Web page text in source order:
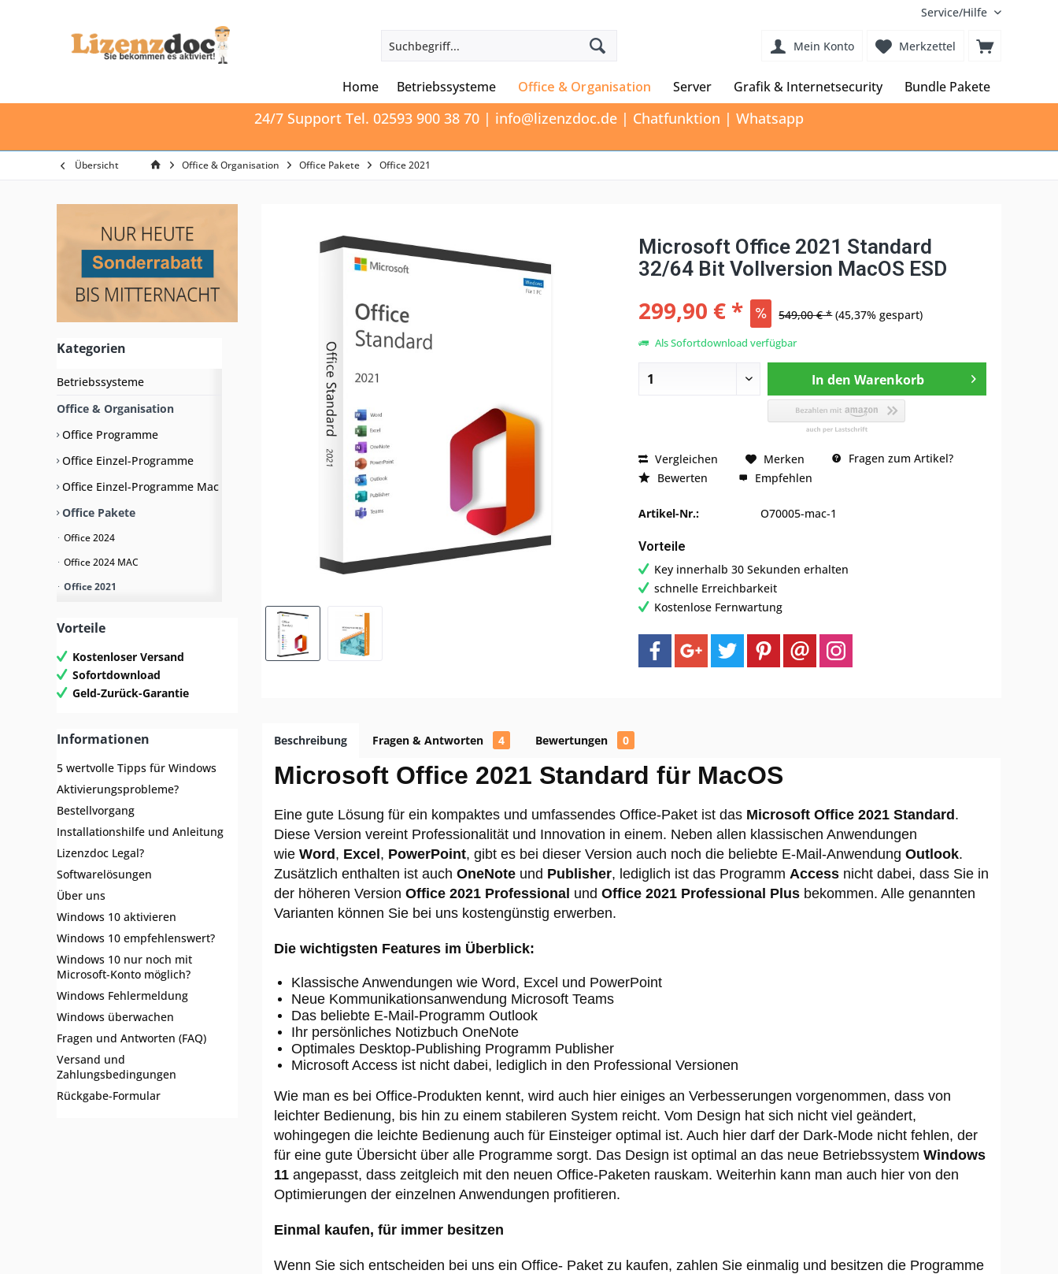
Service/Hilfe
Merkzettel
Mein Konto
Home Betriebssysteme Office & Organisation Server Grafik & Internetsecurity Bundle Pakete
24/7 Support Tel. 02593 900 38 70 | info@lizenzdoc.de | Chatfunktion | Whatsapp
Übersicht Office & Organisation Office Pakete Office 2021
Kategorien
Betriebssysteme
Office & Organisation
Office Programme
Office Einzel-Programme
Office Einzel-Programme Mac
Office Pakete
Office 2024
Office 2024 MAC
Office 2021
Office 2019
Office 2019 MAC
Office 2016
Office 2013
Office 365
Office als USB Stick
Grafik & Internetsecurity
Bundle Pakete
Vorteile
Kostenloser Versand
Sofortdownload
Geld-Zurück-Garantie
Informationen
5 wertvolle Tipps für Windows
Aktivierungsprobleme?
Bestellvorgang
Installationshilfe und Anleitung
Lizenzdoc Legal?
Softwarelösungen
Über uns
Windows 10 aktivieren
Windows 10 empfehlenswert?
Windows 10 nur noch mit
Microsoft-Konto möglich?
Windows Fehlermeldung
Windows überwachen
Fragen und Antworten (FAQ)
Versand und
Zahlungsbedingungen
Rückgabe-Formular
Microsoft Office 2021 Standard
32/64 Bit Vollversion MacOS ESD
299,90 € * 549,00 € * (45,37% gespart)
Als Sofortdownload verfügbar
In den Warenkorb
Vergleichen Merken
Fragen zum Artikel?
Bewerten
Empfehlen
Artikel-Nr.: O70005-mac-1
Vorteile
Key innerhalb 30 Sekunden erhalten
schnelle Erreichbarkeit
Kostenlose Fernwartung
Beschreibung Fragen & Antworten 4 Bewertungen 0
Microsoft Office 2021 Standard für MacOS
Eine gute Lösung für ein kompaktes und umfassendes Office-Paket ist das Microsoft Office 2021 Standard .
Diese Version vereint Professionalität und Innovation in einem. Neben allen klassischen Anwendungen
wie Word , Excel , PowerPoint, gibt es bei dieser Version auch noch die beliebte E-Mail-Anwendung Outlook.
Zusätzlich enthalten ist auch OneNote und Publisher, lediglich ist das Programm Access nicht dabei, dass Sie in
der höheren Version Office 2021 Professional und Office 2021 Professional Plus bekommen. Alle genannten
Varianten können Sie bei uns kostengünstig erwerben.
Die wichtigsten Features im Überblick:
Klassische Anwendungen wie Word, Excel und PowerPoint
Neue Kommunikationsanwendung Microsoft Teams
Das beliebte E-Mail-Programm Outlook
Ihr persönliches Notizbuch OneNote
Optimales Desktop-Publishing Programm Publisher
Microsoft Access ist nicht dabei, lediglich in den Professional Versionen
Wie man es bei Office-Produkten kennt, wird auch hier einiges an Verbesserungen vorgenommen, dass von
leichter Bedienung, bis hin zu einem stabileren System reicht. Vom Design hat sich nicht viel geändert,
wohingegen die leichte Bedienung auch für Einsteiger optimal ist. Auch hier darf der Dark-Mode nicht fehlen, der
für eine gute Übersicht über alle Programme sorgt. Das Design ist optimal an das neue Betriebssystem Windows
11 angepasst, dass zeitgleich mit den neuen Office-Paketen rauskam. Weiterhin kann man auch hier von den
Optimierungen der einzelnen Anwendungen profitieren.
Einmal kaufen, für immer besitzen
Wenn Sie sich entscheiden bei uns ein Office- Paket zu kaufen, zahlen Sie einmalig und besitzen die Programme